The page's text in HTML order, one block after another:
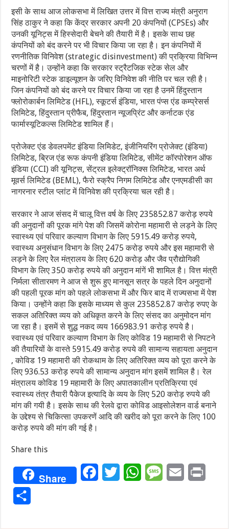
इसी के साथ आज लोकसभा में लिखित उत्तर में वित्त राज्य मंत्री अनुराग
सिंह ठाकुर ने कहा कि केंद्र सरकार अपनी 20 कंपनियों (CPSEs) और
उनकी यूनिट्स में हिस्सेदारी बेचने की तैयारी में है। इसके साथ छह
कंपनियों को बंद करने पर भी विचार किया जा रहा है। इन कंपनियों में
रणनीतिक विनिवेश (strategic disinvestment) की प्रक्रिया विभिन्न
चरणों में है। उन्होंने कहा कि सरकार स्ट्रैटजिक स्टेक सेल और
माइनोरिटी स्टेक डाइल्यूशन के जरिए विनिवेश की नीति पर चल रही है।
जिन कंपनियों को बंद करने पर विचार किया जा रहा है उनमें हिंदुस्तान
फ्लोरोकार्बन लिमिटेड (HFL), स्कूटर्स इंडिया, भारत पंप्स एंड कम्प्रेसर्स
लिमिटेड, हिंदुस्तान प्रीफैब, हिंदुस्तान न्यूजप्रिंट और कर्नाटक एंड
फार्मास्यूटिकल्स लिमिटेड शामिल हैं।
प्रोजेक्ट एंड डेवलपमेंट इंडिया लिमिडेट, इंजीनियरिंग प्रोजेक्ट (इंडिया)
लिमिटेड, ब्रिज एंड रूफ कंपनी इंडिया लिमिटेड, सीमेंट कॉरपोरेशन ऑफ
इंडिया (CCI) की यूनिट्स, सेंट्रल इलेक्ट्रॉनिक्स लिमिटेड, भारत अर्थ
मूवर्स लिमिटेड (BEML), फैरो स्क्रैप निगम लिमिटेड और एनएमडीसी का
नागरनार स्टील प्लांट में विनिवेश की प्रक्रिया चल रही है।
सरकार ने आज संसद में चालू वित्त वर्ष के लिए 235852.87 करोड़ रुपये
की अनुदानों की पूरक मांगे पेश की जिसमें कोरोना महामारी से लड़ने के लिए
स्वास्थ्य एवं परिवार कल्याण विभाग के लिए 5915.49 करोड़ रुपये,
स्वास्थ्य अनुसंधान विभाग के लिए 2475 करोड़ रुपये और इस महामारी से
लड़ने के लिए रेेल मंत्रालय के लिए 620 करोड़ और जैव प्रौद्योगिकी
विभाग के लिए 350 करोड़ रुपये की अनुदान मांगें भी शामिल है। वित्त मंत्री
निर्मला सीतारमण ने आज से शुरू हुए मानसून सत्र के पहले दिन अनुदानों
की पहली पूरक मांग को पहले लोकसभा में और फिर बाद में राज्यसभा में पेश
किया। उन्होंने कहा कि इसके माध्यम से कुल 235852.87 करोड़ रुपए के
सकल अतिरिक्त व्यय को अधिकृत करने के लिए संसद का अनुमोदन मांग
जा रहा है। इसमें से शुद्ध नकद व्यय 166983.91 करोड़ रुपये है।
स्वास्थ्य एवं परिवार कल्याण विभाग के लिए कोविड 19 महामारी से निपटने
की तैयारियों के वास्ते 5915.49 करोड़ रुपये की सामान्य सहायता अनुदान
, कोविड 19 महामारी की रोकथाम के लिए अतिरिक्त व्यय को पूरा करने के
लिए 936.53 करोड़ रुपये की सामान्य अनुदान मांग इसमें शामिल है। रेल
मंत्रालय कोविड 19 महामारी के लिए अपातकालीन प्रतिक्रिया एवं
स्वास्थ्य तंत्र तैयारी पैकेज इत्यादि के व्यय के लिए 520 करोड़ रुपये की
मांग की गयी है। इसके साथ की रेलवे द्वारा कोविड आइसोलेशन वार्ड बनाने
के उद्देश्य से चिकित्सा उपकरणें आदि की खरीद को पूरा करने के लिए 100
करोड़ रुपये की मांग की गई है।
Share this
Share FacebookTwitterWhatsAppMessageEmail